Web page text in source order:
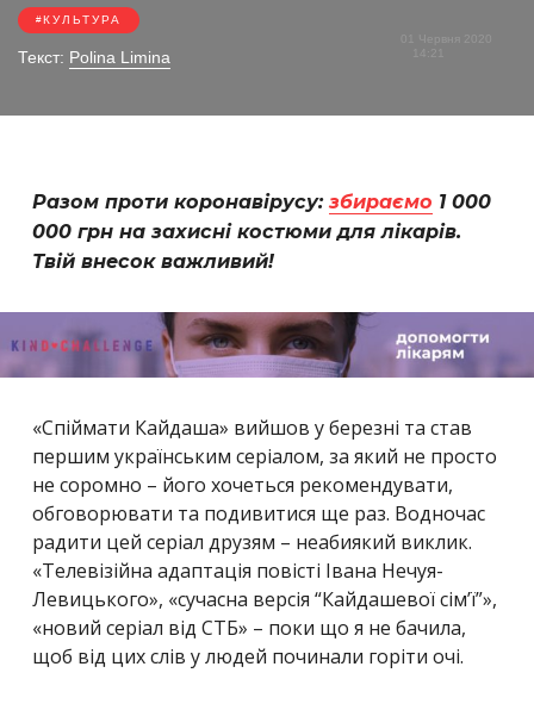
КУЛЬТУРА
Текст: Polina Limina
Разом проти коронавірусу: збираємо 1 000
000 грн на захисні костюми для лікарів.
Твій внесок важливий!
«Спіймати Кайдаша» вийшов у березні та став
першим українським серіалом, за який не просто
не соромно – його хочеться рекомендувати,
обговорювати та подивитися ще раз. Водночас
радити цей серіал друзям – неабиякий виклик.
«Телевізійна адаптація повісті Івана Нечуя-
Левицького», «сучасна версія “Кайдашевої сім’ї”»,
«новий серіал від СТБ» – поки що я не бачила,
щоб від цих слів у людей починали горіти очі.